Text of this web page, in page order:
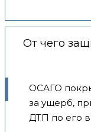
От чего
ОСАГО
за ущерб,
ДТП по его